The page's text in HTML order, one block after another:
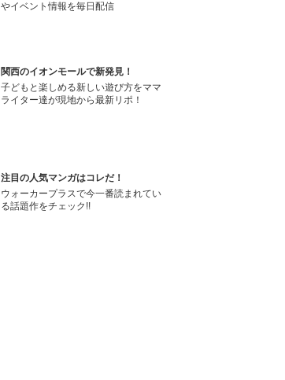
やイベント情報を毎日配信
関西のイオンモールで新発見！
子どもと楽しめる新しい遊び方をママ
ライター達が現地から最新リポ！
注目の人気マンガはコレだ！
ウォーカープラスで今一番読まれてい
る話題作をチェック!!